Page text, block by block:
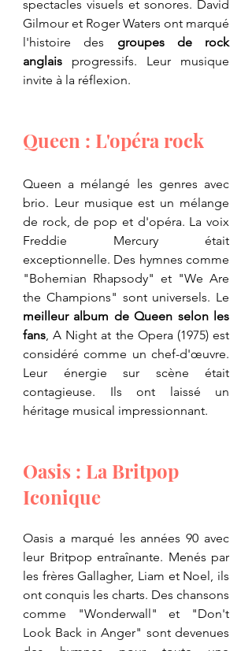
spectacles visuels et sonores. David
Gilmour et Roger Waters ont marqué
l'histoire des groupes de rock
anglais progressifs. Leur musique
invite à la réflexion.
Queen : L'opéra rock
Queen a mélangé les genres avec
brio. Leur musique est un mélange
de rock, de pop et d'opéra. La voix
Freddie Mercury était
exceptionnelle. Des hymnes comme
"Bohemian Rhapsody" et "We Are
meilleur album de Queen selon les
fans, A Night at the Opera (1975) est
considéré comme un chef-d'œuvre.
Leur énergie sur scène était
contagieuse. Ils ont laissé un
héritage musical impressionnant.
Oasis : La Britpop
Iconique
Oasis a marqué les années 90 avec
leur Britpop entraînante. Menés par
les frères Gallagher, Liam et Noel, ils
ont conquis les charts. Des chansons
comme "Wonderwall" et "Don't
Look Back in Anger" sont devenues